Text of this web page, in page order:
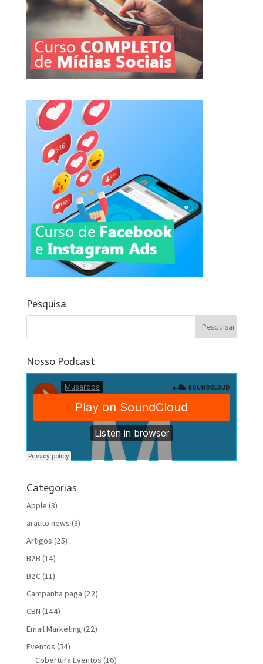
Pesquisa
Nosso Podcast
Categorias
Apple (3)
arauto news (3)
Artigos (25)
B2B (14)
B2C(11)
Campanha paga (22)
CBN (144)
Email Marketing (22)
Eventos (54)
Cobertura Eventos (16)